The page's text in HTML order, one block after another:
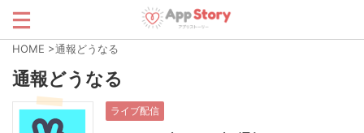
HOME >通報どうなる
通報どうなる
ライブ配信